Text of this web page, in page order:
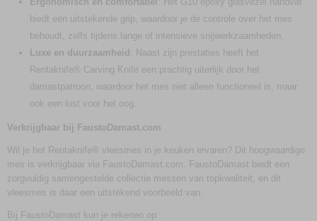
biedt een uitstekende grip, waardoor je de controle over het mes
behoudt, zelfs tijdens lange of intensieve snijwerkzaamheden.
Luxe en duurzaamheid : Naast zijn prestaties heeft het
Rentaknife® Carving Knife een prachtig uiterlijk door het
damastpatroon, waardoor het mes niet alleen functioneel is, maar
ook een lust voor het oog.
Verkrijgbaar bij FaustoDamast.com
Wil je het Rentaknife® vleesmes in je keuken ervaren? Dit hoogwaardige
mes is verkrijgbaar via FaustoDamast.com. FaustoDamast biedt een
zorgvuldig samengestelde collectie messen van topkwaliteit, en dit
vleesmes is daar een uitstekend voorbeeld van.
Bij FaustoDamast kun je rekenen op: